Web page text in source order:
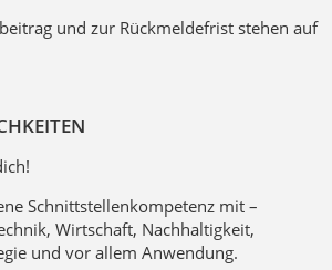
und zur Rückmeldefrist stehen auf
Schnittstellenkompetenz mit –
Wirtschaft, Nachhaltigkeit,
und vor allem Anwendung.